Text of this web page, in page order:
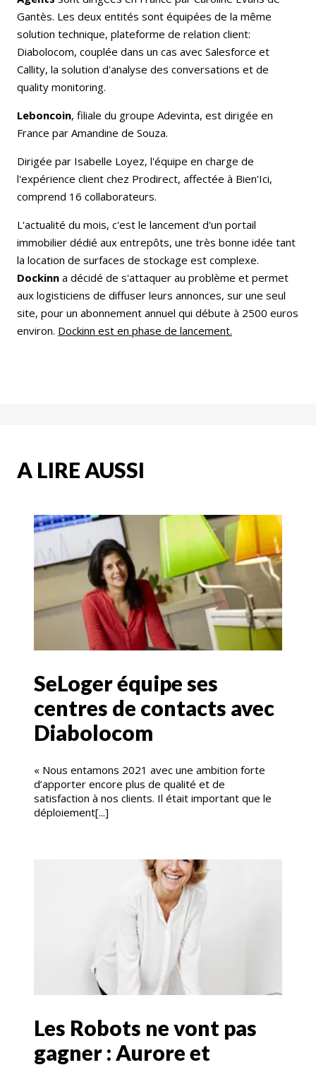
Gantès. Les deux entités sont équipées de la même
solution technique, plateforme de relation client:
Diabolocom, couplée dans un cas avec Salesforce et
Callity, la solution d'analyse des conversations et de
quality monitoring.
Leboncoin, filiale du groupe Adevinta, est dirigée en
France par Amandine de Souza.
Dirigée par Isabelle Loyez, l'équipe en charge de
l'expérience client chez Prodirect, affectée à Bien'Ici,
comprend 16 collaborateurs.
L'actualité du mois, c'est le lancement d'un portail
immobilier dédié aux entrepôts, une très bonne idée tant
la location de surfaces de stockage est complexe.
Dockinn a décidé de s'attaquer au problème et permet
aux logisticiens de diffuser leurs annonces, sur une seul
site, pour un abonnement annuel qui débute à 2500 euros
environ. Dockinn est en phase de lancement.
A LIRE AUSSI
SeLoger équipe ses
centres de contacts avec
Diabolocom
« Nous entamons 2021 avec une ambition forte
d’apporter encore plus de qualité et de
satisfaction à nos clients. Il était important que le
déploiement[...]
Les Robots ne vont pas
gagner : Aurore et